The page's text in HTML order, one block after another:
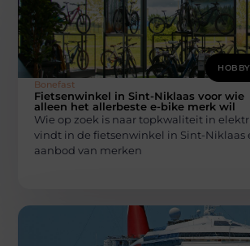
Bonefast
Fietsenwinkel in Sint-Niklaas voor wie
alleen het allerbeste e-bike merk wil
Wie op zoek is naar topkwaliteit in
vindt in de fietsenwinkel in Sint-Niklaas
aanbod van merken